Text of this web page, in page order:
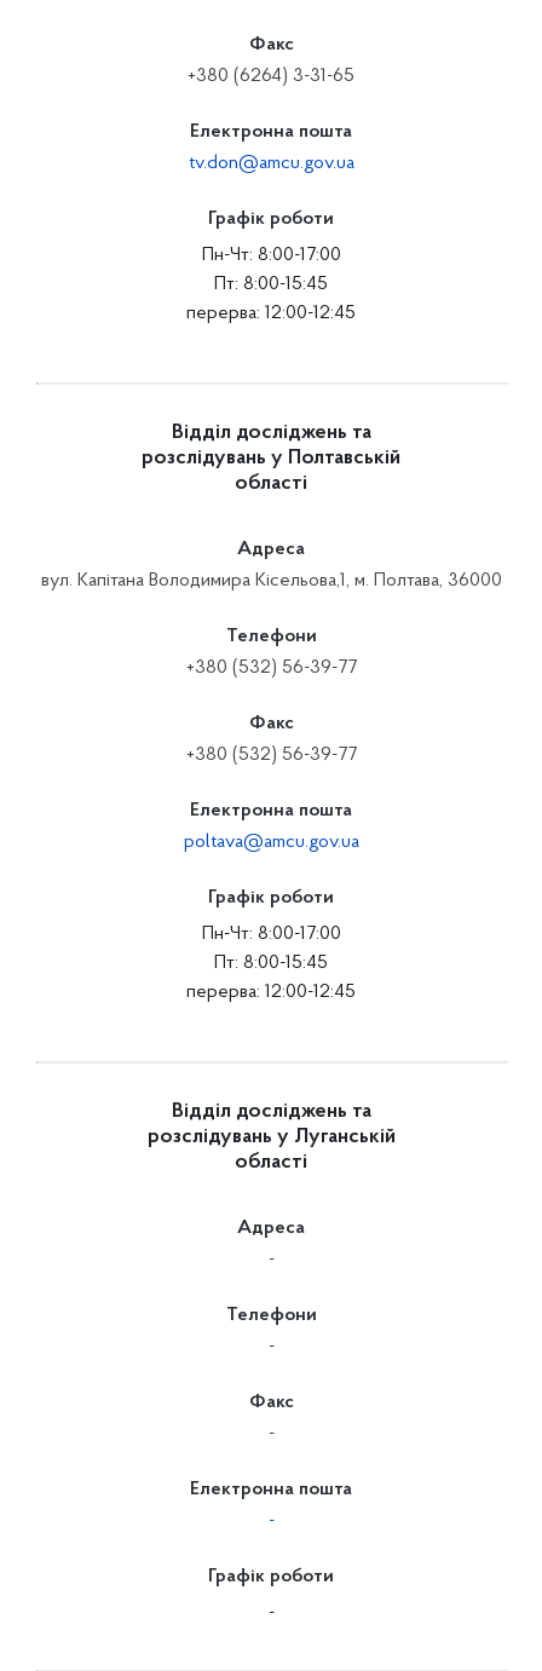
Факс
+380 (6264) 3-31-65
Електронна пошта
tv.don@amcu.gov.ua
Графік роботи
Пн-Чт: 8:00-17:00
Пт: 8:00-15:45
перерва: 12:00-12:45
Відділ досліджень та
розслідувань у Полтавській
області
Адреса
вул. Капітана Володимира Кісельова,1, м. Полтава, 36000
Телефони
+380 (532) 56-39-77
Факс
+380 (532) 56-39-77
Електронна пошта
poltava@amcu.gov.ua
Графік роботи
Пн-Чт: 8:00-17:00
Пт: 8:00-15:45
перерва: 12:00-12:45
Відділ досліджень та
розслідувань у Луганській
області
Адреса
-
Телефони
-
Факс
-
Електронна пошта
-
Графік роботи
-